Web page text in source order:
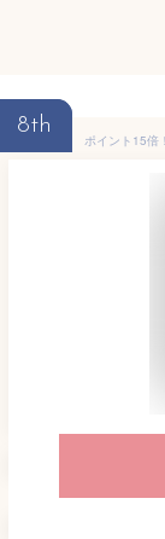
8th